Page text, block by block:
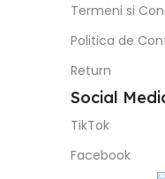
Termeni si
Politica de
Return
Social
TikTok
Facebook